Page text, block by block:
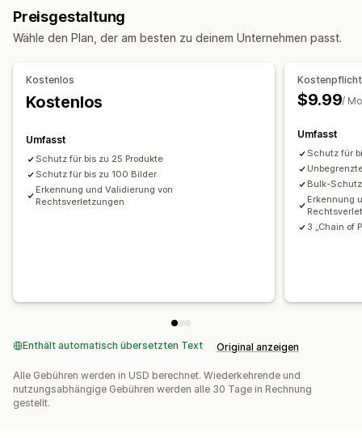
Blockierte Aktionen
Preisgestaltung
Wähle den Plan, der am besten zu deinem Unternehmen passt.
Kostenlos
Kostenlos
Umfasst
Schutz für bis zu 25 Produkte
Schutz für bis zu 100 Bilder
Erkennung und Validierung von
Rechtsverletzungen
$9.99/
Umfasst
Schutz für
Bulk-Schutz
Erkennung
3 „Chain of
Enthält automatisch übersetzten Text Original anzeigen
Alle Gebühren werden in USD berechnet. Wiederkehrende und
nutzungsabhängige Gebühren werden alle 30 Tage in Rechnung
gestellt.